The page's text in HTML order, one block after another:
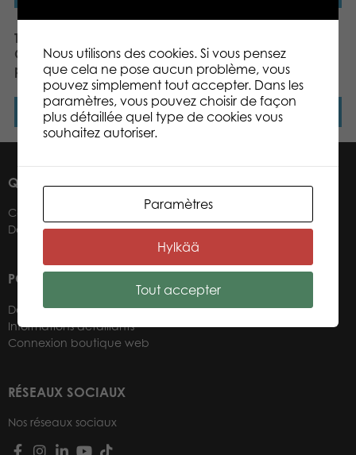
Tactic Puzzle Lovers
Colourful Crab 200 pcs
puzzle
Lire la suite
Sailboat at Sea 200 pcs
puzzle
Lire la suite
QUI SOMMES-NOUS ?
Contacts
Détaillants
POUR NOS DÉTAILLANTS
Devenir un détaillant
Informations détaillants
Connexion boutique web
RÉSEAUX SOCIAUX
Nos réseaux sociaux
Nous utilisons des cookies. Si vous pensez
que cela ne pose aucun problème, vous
pouvez simplement tout accepter. Dans les
paramètres, vous pouvez choisir de façon
plus détaillée quel type de cookies vous
souhaitez autoriser.
Paramètres
Hylkää
Tout accepter